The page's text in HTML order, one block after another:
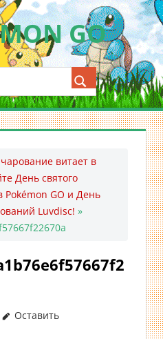
GO
витает в
День святого
Pokémon GO и День
Luvdisc! »
Оставить